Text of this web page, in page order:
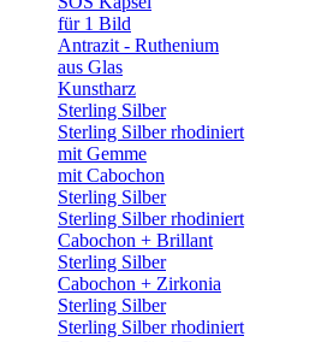
für 1 Bild
Antrazit - Ruthenium
aus Glas
Kunstharz
Sterling Silber
Sterling Silber rhodiniert
mit Gemme
mit Cabochon
Sterling Silber
Sterling Silber rhodiniert
Cabochon + Brillant
Sterling Silber
Cabochon + Zirkonia
Sterling Silber
Sterling Silber rhodiniert